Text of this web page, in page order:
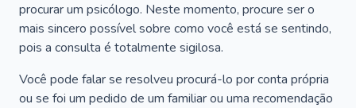
procurar um psicólogo. Neste momento, procure ser o
mais sincero possível sobre como você está se sentindo,
pois a consulta é totalmente sigilosa.
Você pode falar se resolveu procurá-lo por conta própria
ou se foi um pedido de um familiar ou uma recomendação